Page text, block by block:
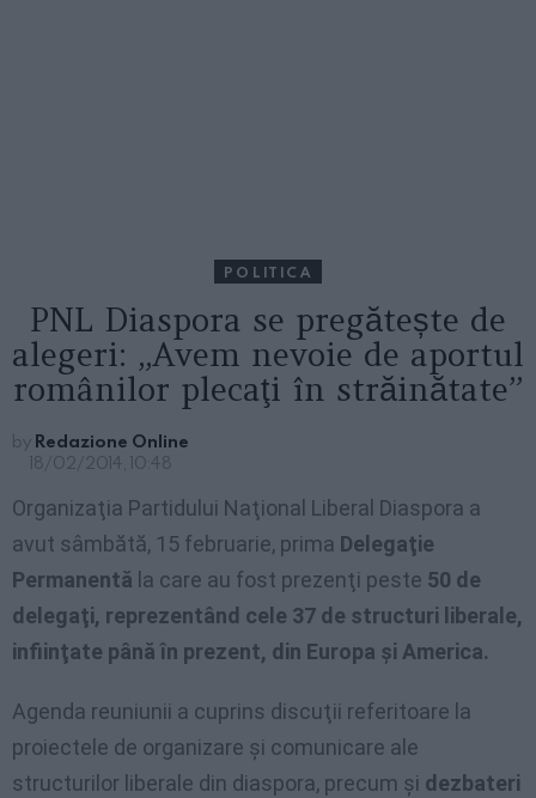
POLITICA
PNL Diaspora se pregătește de
alegeri: „Avem nevoie de aportul
românilor plecaţi în străinătate”
by Redazione Online
18/02/2014, 10:48
Organizaţia Partidului Naţional Liberal Diaspora a
avut sâmbătă, 15 februarie, prima Delegaţie
Permanentă la care au fost prezenţi peste 50 de
delegaţi, reprezentând cele 37 de structuri liberale,
infiinţate până în prezent, din Europa şi America.
Agenda reuniunii a cuprins discuţii referitoare la
proiectele de organizare şi comunicare ale
structurilor liberale din diaspora, precum şi dezbateri